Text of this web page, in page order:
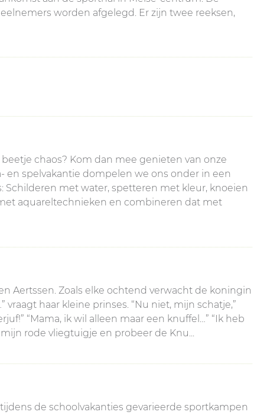
worden afgelegd. Er zijn twee reeksen,
chaos? Kom dan mee genieten van onze
en spelvakantie dompelen we ons onder in een
Schilderen met water, spetteren met kleur, knoeien
aquareltechnieken en combineren dat met
Aertssen. Zoals elke ochtend verwacht de koningin
vraagt haar kleine prinses. “Nu niet, mijn schatje,”
“Mama, ik wil alleen maar een knuffel…” “Ik heb
rode vliegtuigje en probeer de Knu...
de schoolvakanties gevarieerde sportkampen